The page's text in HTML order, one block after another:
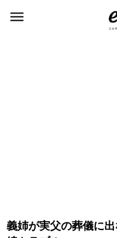
義姉が実父の葬儀に